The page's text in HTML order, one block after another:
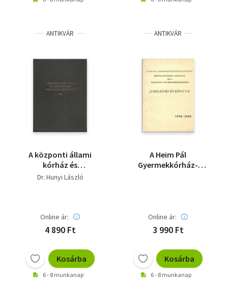
ANTIKVÁR
A központi állami
kórház és
rendelőintézet
Dr. Hunyi László
Online ár:
4 890 Ft
Kosárba
6 - 8 munkanap
ANTIKVÁR
A Heim Pál
Gyermekkórház-
Gyermekideggondozók
Jubileumi évkönyve
1958-1988
Online ár:
3 990 Ft
Kosárba
6 - 8 munkanap